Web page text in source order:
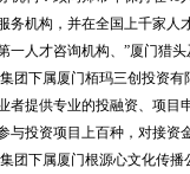
务机构，并在全国上千家人
一人才咨询机构、”厦门猎
下属厦门栢玛三创投资有限
者提供专业的投融资、项目
与投资项目上百种，对接资
下属厦门根源心文化传播公